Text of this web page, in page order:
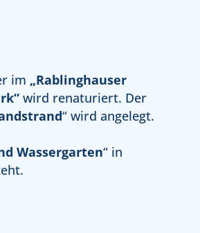
im „Rablinghauser
wird renaturiert. Der
“ wird angelegt.
Wassergarten“ in